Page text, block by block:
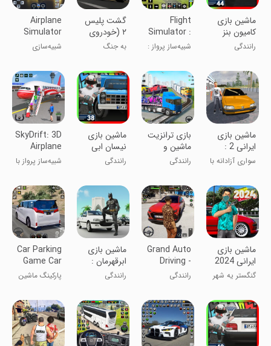
‏ماشین بازی
کامیون بنز
مایلر
رانندگی
Flight
Simulator :
Plane
Games
شبیه‌ساز پرواز :
هواپیما
‏‏‏‏گشت پلیس
٢ (خودروی
پلیس)
به جنگ
Airplane
Simulator
Plane
Games
شبیه‌سازی
بازی‌های
هواپیمایی
ماشین بازی
ایرانی 2 :
سرقت
سواری آزادانه با
بازی ترانزیت
ماشین و
موتور
رانندگی
‏‏‏ماشین بازی
نیسان ابی
رانندگی
SkyDrift: 3D
Airplane
Game
شبیه‌ساز پرواز با
ماشین بازی
ایرانی 2024
گنگستر یه شهر
Grand Auto
Driving -
Car Game
رانندگی
آمریکایی -
بازی‌های ماشین
3D
‏ماشین بازی
ابرقهرمان :
بتمن
رانندگی
Car Parking
Game Car
Simulator
پارکینگ ماشین